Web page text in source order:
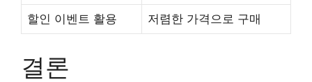
할인 이벤트 활용 저렴한 가격으로 구매
결론